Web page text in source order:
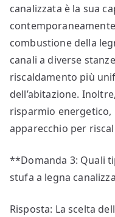
canalizzata è la sua
combustione della
canali a diverse
riscaldamento più
dell’abitazione.
risparmio energetico,
apparecchio per
**Domanda 3: Quali
stufa a legna
Risposta: La scelta